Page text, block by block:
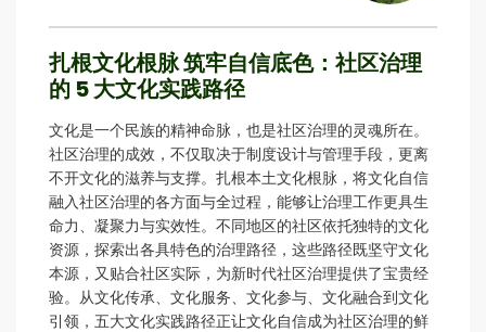
扎根文化根脉 筑牢自信底色：社区治理
的 5 大文化实践路径
文化是一个民族的精神命脉，也是社区治理的灵魂所在。
社区治理的成效，不仅取决于制度设计与管理手段，更离
不开文化的滋养与支撑。扎根本土文化根脉，将文化自信
融入社区治理的各方面与全过程，能够让治理工作更具生
命力、凝聚力与实效性。不同地区的社区依托独特的文化
资源，探索出各具特色的治理路径，这些路径既坚守文化
本源，又贴合社区实际，为新时代社区治理提供了宝贵经
验。从文化传承、文化服务、文化参与、文化融合到文化
引领，五大文化实践路径正让文化自信成为社区治理的鲜